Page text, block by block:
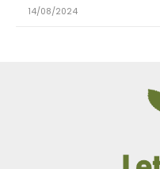
14/08/2024